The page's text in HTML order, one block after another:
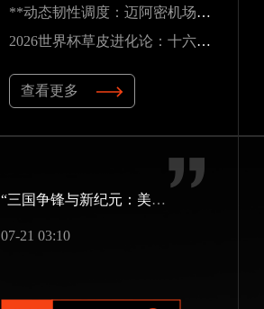
**动态韧性调度：迈阿密机场在2026世界杯飓风链应急中的中枢重构**
2026世界杯草皮进化论：十六座球场实现百慕大至黑麦草的生态跃迁
查看更多
“三国争锋与新纪元：美加墨世界杯淘汰赛版图重构”
07-21 03:10